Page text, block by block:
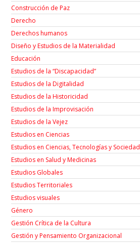
Construcción de Paz
Derecho
Derechos humanos
Diseño y Estudios de la Materialidad
Educación
Estudios de la “Discapacidad”
Estudios de la Digitalidad
Estudios de la Historicidad
Estudios de la Improvisación
Estudios de la Vejez
Estudios en Ciencias
Estudios en Ciencias, Tecnologías y Sociedad
Estudios en Salud y Medicinas
Estudios Globales
Estudios Territoriales
Estudios visuales
Género
Gestión Crítica de la Cultura
Gestión y Pensamiento Organizacional